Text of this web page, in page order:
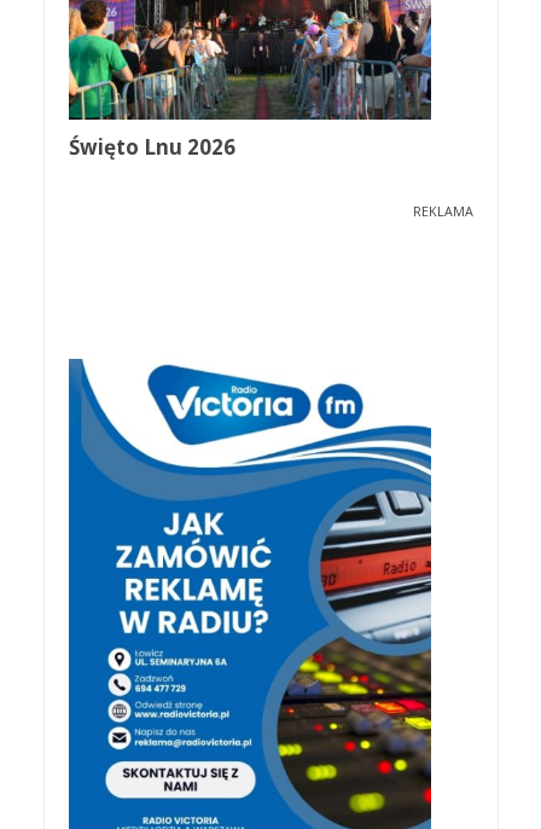
Święto Lnu 2026
REKLAMA